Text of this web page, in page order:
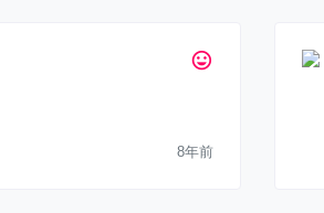
tag_faces
8年前